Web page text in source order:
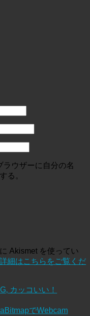
ウザーに自分の名
る。
Akismet を使ってい
細はこちらをご覧くだ
カッコいい！
でWebcam